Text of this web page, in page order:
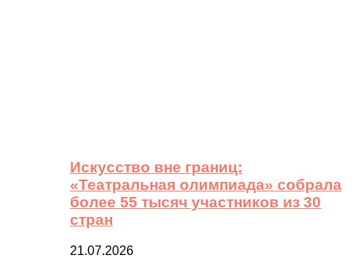
Искусство вне границ:
«Театральная олимпиада» собрала
более 55 тысяч участников из 30
стран
21.07.2026